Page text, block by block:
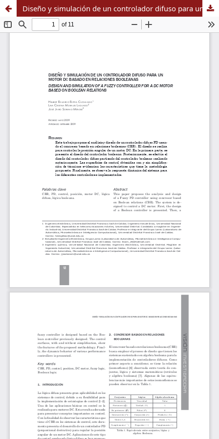
Diseño y simulación de un controlador difuso para un motor DC basado en relaciones booleanas